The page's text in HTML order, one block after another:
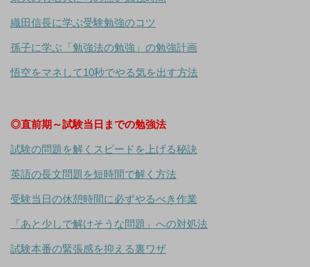
織田信長に学ぶ受験勉強のコツ
孫子に学ぶ「勉強法の勉強」の勉強計画
悟空をマネして10秒でやる気を出す方法
◎直前期～試験当日までの勉強法
試験の問題を解くスピードを上げる秘訣
英語の長文問題を短時間で解く方法
受験当日の休憩時間に必ずやるべき作業
「あと少しで解けそうな問題」への対処法
試験本番の緊張感を抑える裏ワザ